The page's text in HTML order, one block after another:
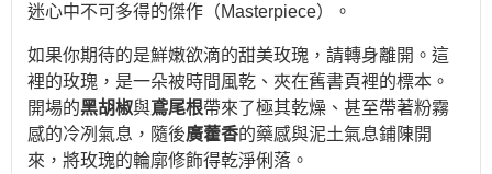
迷心中不可多得的傑作（Masterpiece）。
如果你期待的是鮮嫩欲滴的甜美玫瑰，請轉身離開。這
裡的玫瑰，是一朵被時間風乾、夾在舊書頁裡的標本。
開場的黑胡椒與鳶尾根帶來了極其乾燥、甚至帶著粉霧
感的冷冽氣息，隨後廣藿香的藥感與泥土氣息鋪陳開
來，將玫瑰的輪廓修飾得乾淨俐落。